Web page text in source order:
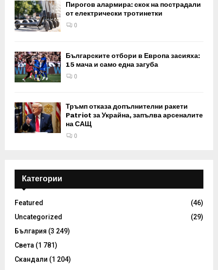
Пирогов алармира: скок на пострадали
от електрически тротинетки
0
Българските отбори в Европа засияха:
15 мача и само една загуба
0
Тръмп отказа допълнителни ракети
Patriot за Украйна, запълва арсеналите
на САЩ
0
Категории
Featured
(46)
Uncategorized
(29)
България (3 249)
Света (1 781)
Скандали (1 204)